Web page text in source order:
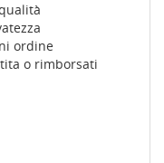
ordine
o rimborsati